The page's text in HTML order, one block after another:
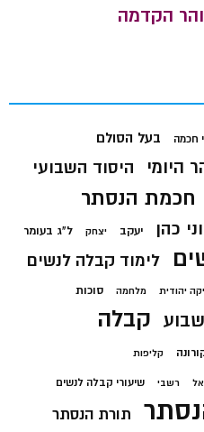
הקדמה
חכמה בעל הסולם
היומי היסוד השבועי
חכמת הנסתר
כהן יעקב יצחק ל"ג בעומר
לימוד קבלה לנשים
יהודית מלחמה סוכות
קבלה
קליפות
רשבי שיעורי קבלה לנשים
תורת הנסתר